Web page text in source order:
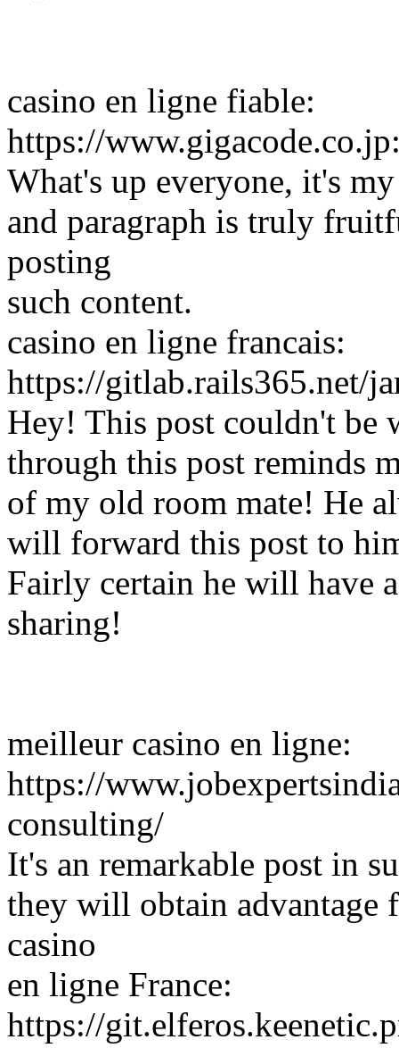
casino en ligne fiable:
https://
What's up everyone, it's
and paragraph is truly
posting
such content.
casino en ligne francais:
https://gitlab.rails365.net/
Hey! This post couldn't be
through this post reminds
of my old room mate! He
will forward this post to
Fairly certain he will have
sharing!
meilleur casino en ligne:
https://
consulting/
It's an remarkable post in
they will obtain advantage
casino
en ligne France:
https://